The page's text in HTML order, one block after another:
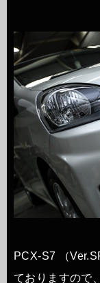
PCX-S7 （
ておりますので